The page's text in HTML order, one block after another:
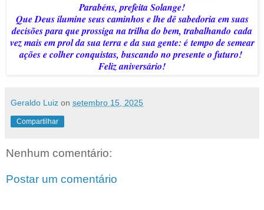
Parabéns, prefeita Solange!
Que Deus ilumine seus caminhos e lhe dê sabedoria em suas
decisões para que prossiga na trilha do bem, trabalhando cada
vez mais em prol da sua terra e da sua gente: é tempo de semear
ações e colher conquistas, buscando no presente o futuro!
Feliz aniversário!
Geraldo Luiz on setembro 15, 2025
Compartilhar
Nenhum comentário:
Postar um comentário